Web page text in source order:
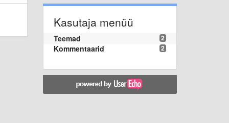
Kasutaja menüü
2
Teemad
2
Kommentaarid